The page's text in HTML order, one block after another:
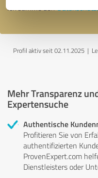
Ich stimme den
Profil aktiv seit 02.11.2025 |
Mehr Transparenz
Expertensuche
Authentische
Profitieren Sie von
authentifizierten
ProvenExpert.com
Dienstleisters oder